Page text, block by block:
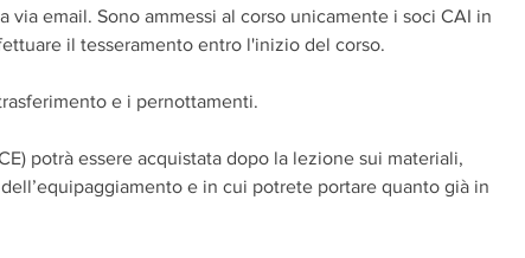
email. Sono ammessi al corso unicamente i soci CAI in
il tesseramento entro l'inizio del corso.
e i pernottamenti.
potrà essere acquistata dopo la lezione sui materiali,
e in cui potrete portare quanto già in